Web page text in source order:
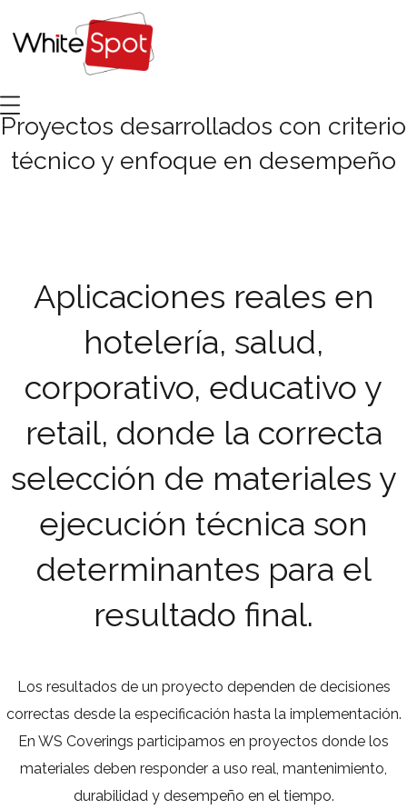
Proyectos desarrollados con criterio
técnico y enfoque en desempeño
Aplicaciones reales en
hotelería, salud,
corporativo, educativo y
retail, donde la correcta
selección de materiales y
ejecución técnica son
determinantes para el
resultado final.
Los resultados de un proyecto dependen de decisiones
correctas desde la especificación hasta la implementación.
En WS Coverings participamos en proyectos donde los
materiales deben responder a uso real, mantenimiento,
durabilidad y desempeño en el tiempo.